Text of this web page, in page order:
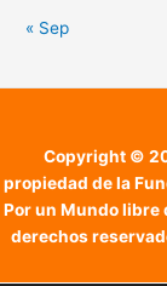
« Sep
Copyright ©
propiedad de la
Por un Mundo libre
derechos